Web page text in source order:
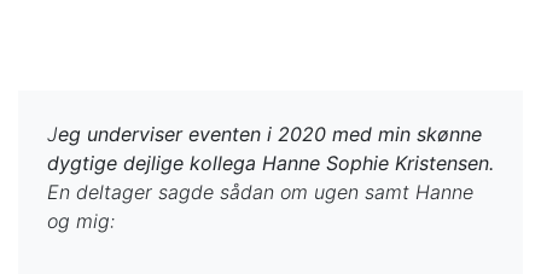
Jeg underviser eventen i 2020 med min skønne
dygtige dejlige kollega Hanne Sophie Kristensen.
En deltager sagde sådan om ugen samt Hanne
og mig: